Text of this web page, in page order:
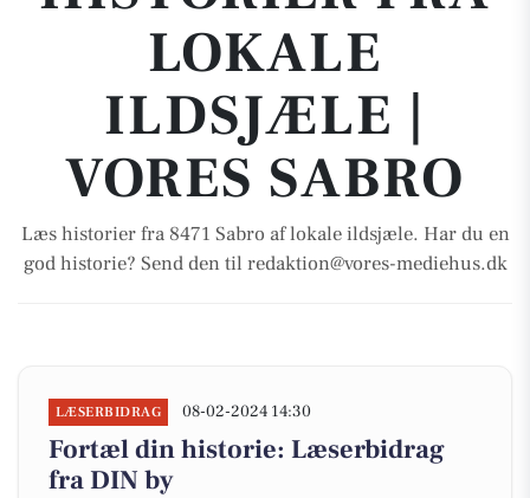
LOKALE
ILDSJÆLE |
VORES SABRO
Læs historier fra 8471 Sabro af lokale ildsjæle. Har du en
god historie? Send den til redaktion@vores-mediehus.dk
LÆSERBIDRAG 08-02-2024 14:30
Fortæl din historie: Læserbidrag
fra DIN by